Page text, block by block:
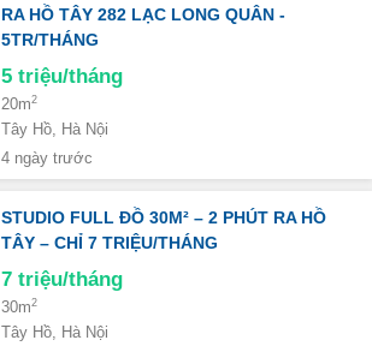
RA HỒ TÂY 282 LẠC LONG QUÂN -
5TR/THÁNG
5 triệu/tháng
20m2
Tây Hồ, Hà Nội
4 ngày trước
STUDIO FULL ĐỒ 30M² – 2 PHÚT RA HỒ
TÂY – CHỈ 7 TRIỆU/THÁNG
7 triệu/tháng
30m2
Tây Hồ, Hà Nội